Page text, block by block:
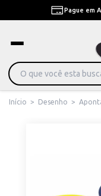
Pague em
Início > Desenho >